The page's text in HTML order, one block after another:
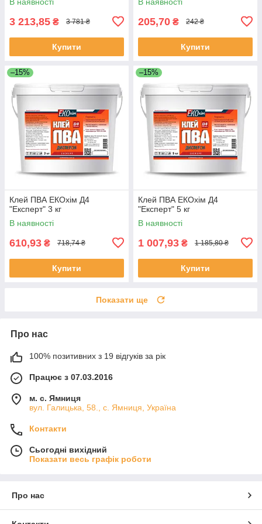
3 213,85 ₴ 3 781 ₴
Купити
205,70 ₴ 242 ₴
Купити
–15%
Клей ПВА ЕКОхім Д4
"Експерт" 3 кг
В наявності
610,93 ₴ 718,74 ₴
Купити
–15%
Клей ПВА ЕКОхім Д4
"Експерт" 5 кг
В наявності
1 007,93 ₴ 1 185,80 ₴
Купити
Показати ще
Про нас
100% позитивних з 19 відгуків за рік
Працює з 07.03.2016
м. с. Ямниця
вул. Галицька, 58., с. Ямниця, Україна
Контакти
Сьогодні вихідний
Показати весь графік роботи
Про нас